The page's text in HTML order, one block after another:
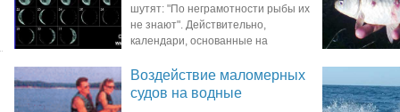
шутят: "По неграмотности рыбы их
не знают". Действительно,
календари, основанные на
информировать, о
Воздействие маломерных
судов на водные